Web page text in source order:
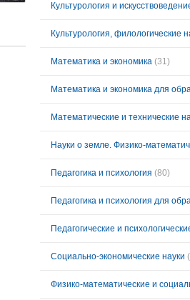
Культурология и
Культурология, филологические
Математика и экономика (31)
Математика и экономика для
Математические и технические
Науки о земле. Физико-
Педагогика и психология (80)
Педагогика и психология для
Педагогические и
Социально-экономические науки
Физико-математические и